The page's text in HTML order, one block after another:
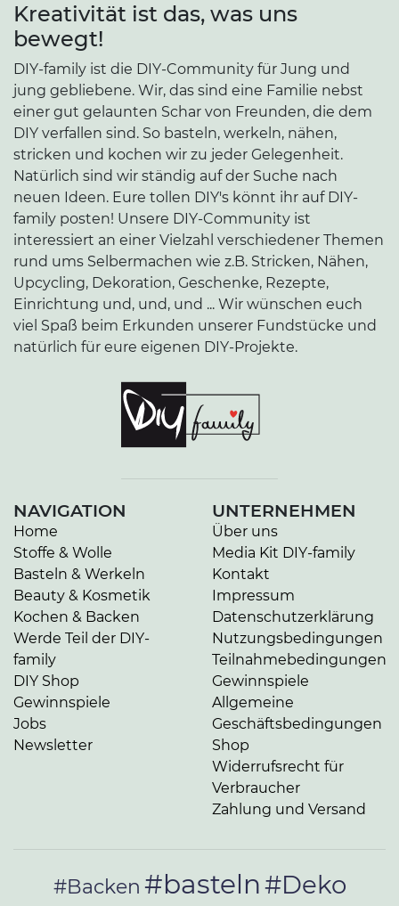
Kreativität ist das, was uns
bewegt!
DIY-family ist die DIY-Community für Jung und
jung gebliebene. Wir, das sind eine Familie nebst
einer gut gelaunten Schar von Freunden, die dem
DIY verfallen sind. So basteln, werkeln, nähen,
stricken und kochen wir zu jeder Gelegenheit.
Natürlich sind wir ständig auf der Suche nach
neuen Ideen. Eure tollen DIY's könnt ihr auf DIY-
family posten! Unsere DIY-Community ist
interessiert an einer Vielzahl verschiedener Themen
rund ums Selbermachen wie z.B. Stricken, Nähen,
Upcycling, Dekoration, Geschenke, Rezepte,
Einrichtung und, und, und ... Wir wünschen euch
viel Spaß beim Erkunden unserer Fundstücke und
natürlich für eure eigenen DIY-Projekte.
NAVIGATION
Home
Stoffe & Wolle
Basteln & Werkeln
Beauty & Kosmetik
Kochen & Backen
Werde Teil der DIY-
family
DIY Shop
Gewinnspiele
Jobs
Newsletter
UNTERNEHMEN
Über uns
Media Kit DIY-family
Kontakt
Impressum
Datenschutzerklärung
Nutzungsbedingungen
Teilnahmebedingungen
Gewinnspiele
Allgemeine
Geschäftsbedingungen
Shop
Widerrufsrecht für
Verbraucher
Zahlung und Versand
#Backen #basteln#Deko